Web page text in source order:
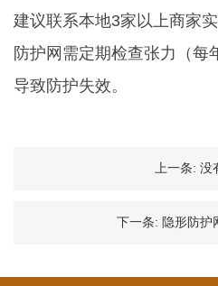
建议联系本地3家以上商家
防护网需定期检查张力（每
导致防护失效。
上一条: 没
下一条: 隐形防护